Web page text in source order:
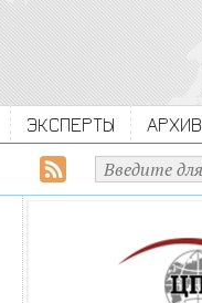
ЭКСПЕРТЫ АРХИВ